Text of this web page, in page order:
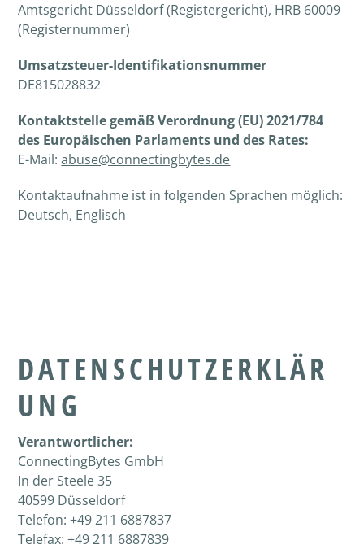
Amtsgericht Düsseldorf (Registergericht), HRB 60009
(Registernummer)
Umsatzsteuer-Identifikationsnummer
DE815028832
Kontaktstelle gemäß Verordnung (EU) 2021/784
des Europäischen Parlaments und des Rates:
E-Mail:abuse@connectingbytes.de
Kontaktaufnahme ist in folgenden Sprachen möglich:
Deutsch, Englisch
DATENSCHUTZERKLÄR
UNG
Verantwortlicher:
ConnectingBytes GmbH
In der Steele 35
40599 Düsseldorf
Telefon: +49 211 6887837
Telefax: +49 211 6887839